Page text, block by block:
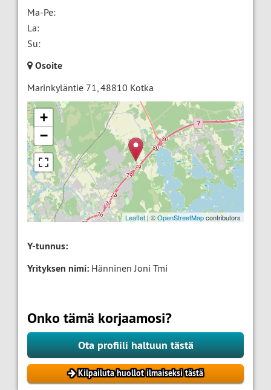
Ma-Pe:
La:
Su:
Osoite
Marinkyläntie 71,48810 Kotka
+
−
Leaflet | ©OpenStreetMapcontributors
Y-tunnus:
Yrityksen nimi: Hänninen Joni Tmi
Onko tämä korjaamosi?
Ota profiili haltuun tästä
Kilpailuta huollot ilmaiseksi tästä